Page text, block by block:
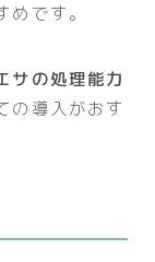
です。
サの処理能力
の導入がおす